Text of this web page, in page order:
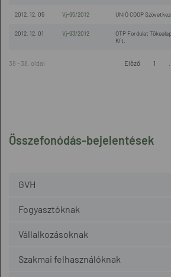
Összefonódás-bejelentések
GVH
Fogyasztóknak
Vállalkozásoknak
Szakmai felhasználóknak
2012. 12. 05 Vj-95/2012 UNIÓ COOP
2012. 12. 01 Vj-93/2012
OTP Fordulat
Kft.
38 - 38. oldal Előző 1